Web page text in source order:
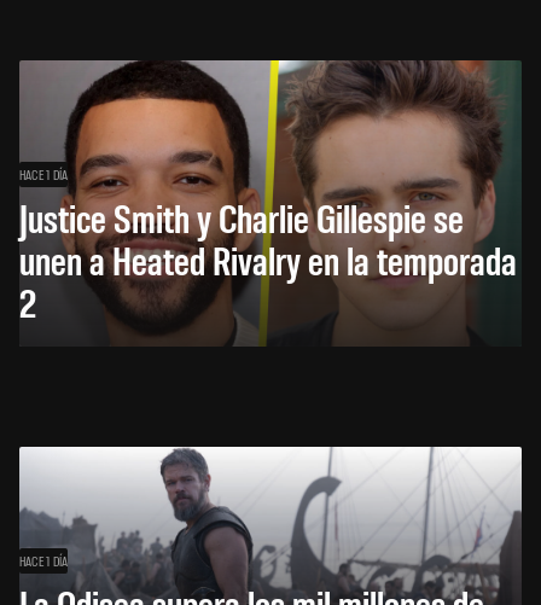
HACE 1 DÍA
Justice Smith y Charlie Gillespie se
unen a Heated Rivalry en la temporada
2
HACE 1 DÍA